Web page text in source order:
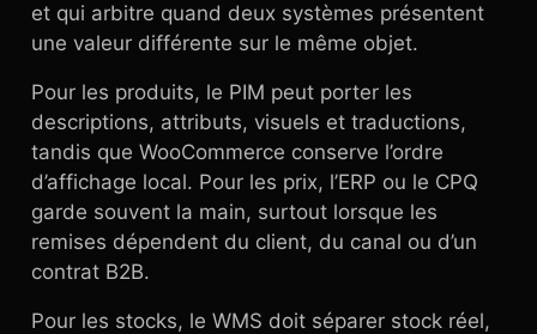
et qui arbitre quand deux systèmes présentent
une valeur différente sur le même objet.
Pour les produits, le PIM peut porter les
descriptions, attributs, visuels et traductions,
tandis que WooCommerce conserve l’ordre
d’affichage local. Pour les prix, l’ERP ou le CPQ
garde souvent la main, surtout lorsque les
remises dépendent du client, du canal ou d’un
contrat B2B.
Pour les stocks, le WMS doit séparer stock réel,